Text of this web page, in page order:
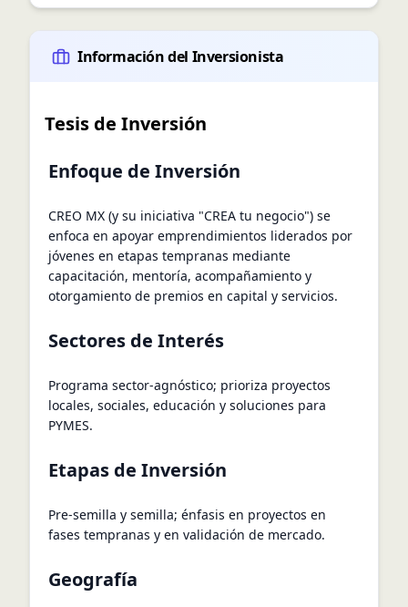
Información del Inversionista
Tesis de Inversión
Enfoque de Inversión
CREO MX (y su iniciativa "CREA tu negocio") se
enfoca en apoyar emprendimientos liderados por
jóvenes en etapas tempranas mediante
capacitación, mentoría, acompañamiento y
otorgamiento de premios en capital y servicios.
Sectores de Interés
Programa sector-agnóstico; prioriza proyectos
locales, sociales, educación y soluciones para
PYMES.
Etapas de Inversión
Pre-semilla y semilla; énfasis en proyectos en
fases tempranas y en validación de mercado.
Geografía